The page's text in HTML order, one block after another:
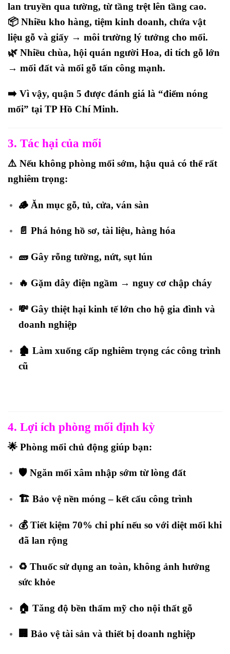
lan truyền qua tường, từ tầng trệt lên tầng cao.
📦 Nhiều kho hàng, tiệm kinh doanh, chứa vật
liệu gỗ và giấy → môi trường lý tưởng cho mối.
🌿 Nhiều chùa, hội quán người Hoa, di tích gỗ lớn
→ mối đất và mối gỗ tấn công mạnh.
➡️ Vì vậy, quận 5 được đánh giá là “điểm nóng
mối” tại TP Hồ Chí Minh.
3. Tác hại của mối
⚠️ Nếu không phòng mối sớm, hậu quả có thể rất
nghiêm trọng:
🪵 Ăn mục gỗ, tủ, cửa, ván sàn
📄 Phá hỏng hồ sơ, tài liệu, hàng hóa
🧱 Gây rỗng tường, nứt, sụt lún
🔥 Gặm dây điện ngầm → nguy cơ chập cháy
💸 Gây thiệt hại kinh tế lớn cho hộ gia đình và
doanh nghiệp
🏚️ Làm xuống cấp nghiêm trọng các công trình
cũ
4. Lợi ích phòng mối định kỳ
🌟 Phòng mối chủ động giúp bạn:
🛡️ Ngăn mối xâm nhập sớm từ lòng đất
🏗️ Bảo vệ nền móng – kết cấu công trình
💰 Tiết kiệm 70% chi phí nếu so với diệt mối khi
đã lan rộng
♻️ Thuốc sử dụng an toàn, không ảnh hưởng
sức khỏe
🏠 Tăng độ bền thẩm mỹ cho nội thất gỗ
🏢 Bảo vệ tài sản và thiết bị doanh nghiệp